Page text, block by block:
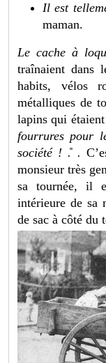
Il est
maman.
Le cache à
traînaient dans
habits, vélos
métalliques de
lapins qui étaient
fourrures pour
société ! .̎ .
monsieur très
sa tournée, il
intérieure de sa
de sac à côté